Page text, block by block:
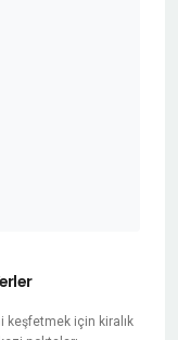
keşfetmek için kiralık